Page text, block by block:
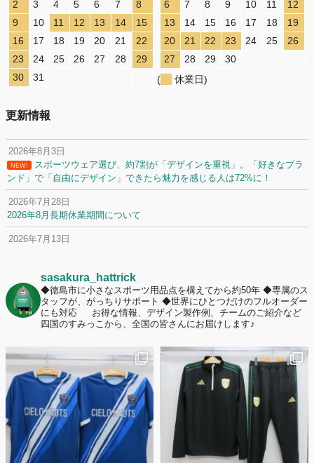
2
3 4 5 6 7
8
9
10 11 12 13 14
15
16
17 18 19 20 21
22
23
24 25 26 27 28
29
30
31
6
7 8 9 10 11
12
13
14 15 16 17 18
19
20
21 22 23 24 25
26
27
28 29
30
(
休業日)
更新情報
2026年8月3日
NEW!
スポーツウェア選び、約7割が「デザインを重視」。「好きなブラ
ンド」で「自由にデザイン」できたら魅力を感じる人は72%に！
2026年7月28日
2026年8月長期休業期間について
2026年7月13日
2026年7月2日
名前入りユニフォームで子どもの自信が「プラスになった」と感じた保
護者は約67%！「やや高いと感じたが納得して購入した」と価値を実感
する声も32.7%に！
応援ユニフォーム、約53％が「会場に一体感があってよい」と回答。チ
ームへの愛情が伝わる応援スタイルとは？
sasakura_hattrick
◆徳島市に小さなスポーツ用品点を構えてから約50年 ◆専属のス
タッフが、がっちりサポート ◆世界にひとつだけのフルオーダー
にも対応
お得な情報、デザイン製作例、チームのご紹介など
四国のすみっこから、全国の皆さんにお届けします♪